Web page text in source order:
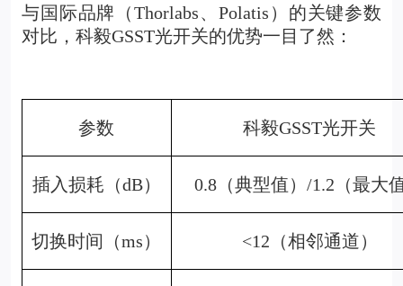
与国际品牌（Thorlabs、Polatis）的关键参数
对比，科毅GSST光开关的优势一目了然：
参数 科毅GSST光开关
插入损耗（dB） 0.8 （典型值）/1.2（最大
切换时间（ms） <12 （相邻通道）